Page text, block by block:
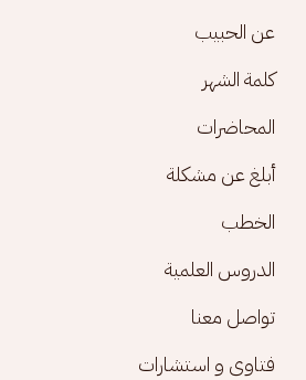
Footer menu
عن الحبيب
كلمة الشهر
المحاضرات
أبلغ عن مشكلة
الخطب
الدروس العلمية
تواصل معنا
فتاوى و استشارات